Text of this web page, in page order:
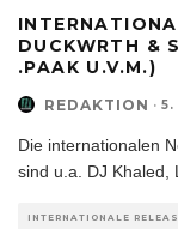
DUCKWRTH &
.PAAK U.V.M.)
REDAKTION · 5.
Die internationalen
sind u.a. DJ Khaled,
INTERNATIONALE